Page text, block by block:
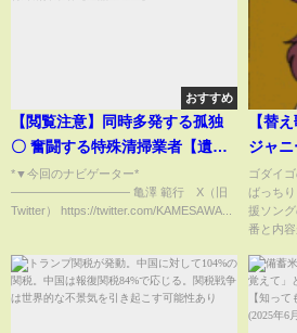
おすすめ
【閲覧注意】同時多発する孤独
〇 奮闘する特殊清掃業者【遺品
整理士】
*▼今回のナビゲーター*
—————————— 亀澤 範行 X（旧
Twitter） https://twitter.com/KAMESAWA...
【替
ジャ
ゴダイ
ばっち
援ソン
番と内